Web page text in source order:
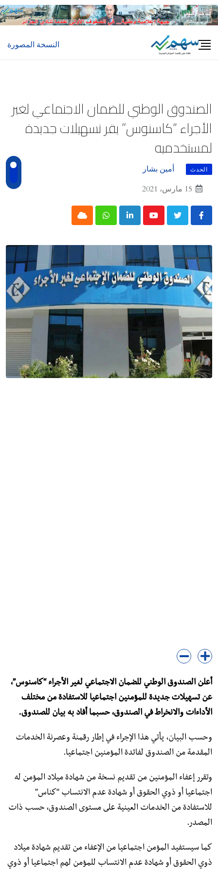
Skip
to
النسخة المصورة
الصندوق الوطني للضمان الاجتماعي لغير
الأجراء “كاسنوس” يقر تسهيلات جديدة
لمستخدميه
الحدث
أمين بشار
15 مارس، 2021
Youtube
LinkedIn
Whatsapp
Cloud
أعلن الصندوق الوطني للضمان الاجتماعي لغير الأجراء “كاسنوس”،
عن تسهيلات جديدة للمؤمنين اجتماعيا للاستفادة من مختلف
الأداءات والانخراط في الصندوق، حسبما أفاد به بيان للصندوق.
وحسب البيان، يأتي هذا الإجراء في إطار رقمنة وعصرنة الخدمات
المقدمة من الصندوق لفائدة المؤمنين اجتماعيا.
وتقرر إعفاء المؤمنين من تقديم نسخة من شھادة میلاد المؤمن له
اجتماعيا أو ذوي الحقوق أو شھادة عدم الانتساب “كناس”
للاستفادة من الخدمات العینیة على مستوى الصندوق، حسب ذات
المصدر.
كما سیستفید المؤمن اجتماعيا من الإعفاء من تقديم شھادة میلاد
ذوي الحقوق أو شھادة عدم الانتساب للمؤمن لھم اجتماعيا أو ذوي